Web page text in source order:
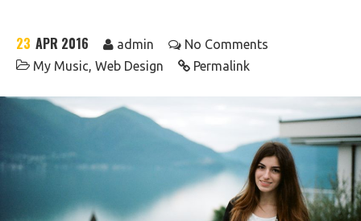
23 APR 2016 admin
No Comments
My Music, Web Design Permalink